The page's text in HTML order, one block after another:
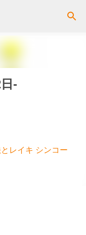
ツに移動
-
レイキ シンコー